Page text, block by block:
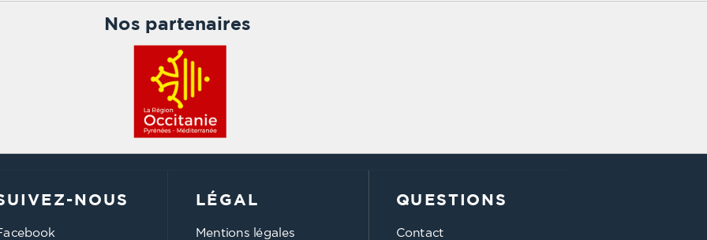
Nos partenaires
NOUS LÉGAL
Mentions légales
QUESTIONS
Contact